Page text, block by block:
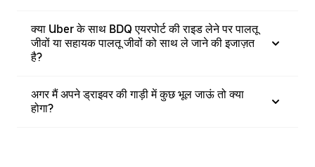
क्या Uber के साथ BDQ एयरपोर्ट की राइड लेने पर पालतू
जीवों या सहायक पालतू जीवों को साथ ले जाने की इजाज़त
है?
अगर मैं अपने ड्राइवर की गाड़ी में कुछ भूल जाऊं तो क्या
होगा?